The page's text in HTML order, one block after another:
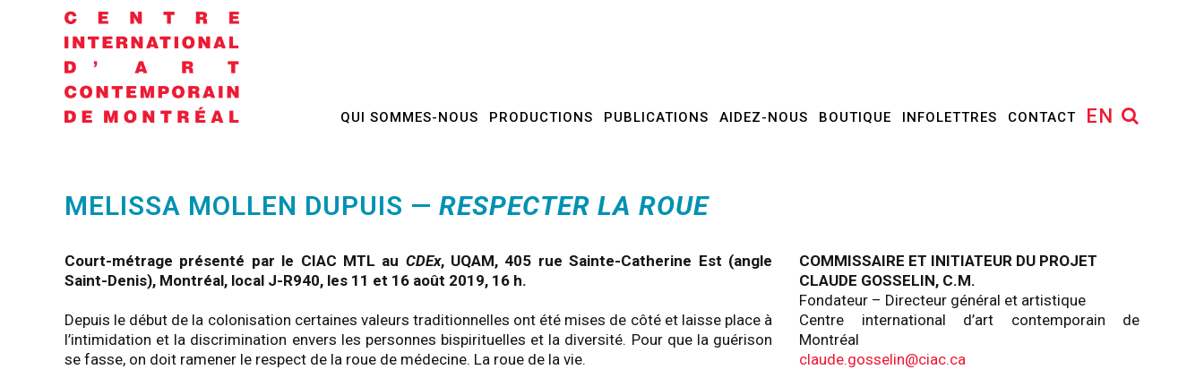
QUI SOMMES-NOUS PRODUCTIONS PUBLICATIONS AIDEZ-NOUS BOUTIQUE INFOLETTRES CONTACT EN
MELISSA MOLLEN DUPUIS — RESPECTER LA ROUE
Court-métrage présenté par le CIAC MTL au CDEx, UQAM, 405 rue Sainte-Catherine Est (angle
Saint-Denis), Montréal, local J-R940, les 11 et 16 août 2019, 16 h.
Depuis le début de la colonisation certaines valeurs traditionnelles ont été mises de côté et laisse place à
l’intimidation et la discrimination envers les personnes bispirituelles et la diversité. Pour que la guérison
se fasse, on doit ramener le respect de la roue de médecine. La roue de la vie.
COMMISSAIRE ET INITIATEUR DU PROJET
CLAUDE GOSSELIN, C.M.
Fondateur – Directeur général et artistique
Centre international d’art contemporain de
Montréal
claude.gosselin@ciac.ca